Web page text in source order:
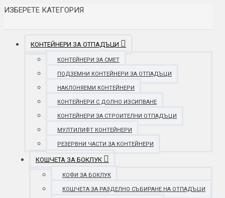
ИЗБЕРЕТЕ КАТЕГОРИЯ
КОНТЕЙНЕРИ ЗА ОТПАДЪЦИ
КОНТЕЙНЕРИ ЗА СМЕТ
ПОДЗЕМНИ КОНТЕЙНЕРИ ЗА ОТПАДЪЦИ
НАКЛОНЯЕМИ КОНТЕЙНЕРИ
КОНТЕЙНЕРИ С ДОЛНО ИЗСИПВАНЕ
КОНТЕЙНЕРИ ЗА СТРОИТЕЛНИ ОТПАДЪЦИ
МУЛТИЛИФТ КОНТЕЙНЕРИ
РЕЗЕРВНИ ЧАСТИ ЗА КОНТЕЙНЕРИ
КОШЧЕТА ЗА БОКЛУК
КОФИ ЗА БОКЛУК
КОШЧЕТА ЗА РАЗДЕЛНО СЪБИРАНЕ НА ОТПАДЪЦИ